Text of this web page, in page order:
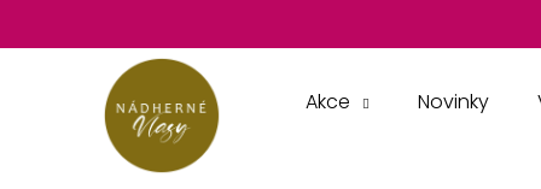
obsah
Akce Novinky
o
obchodu
obchodu